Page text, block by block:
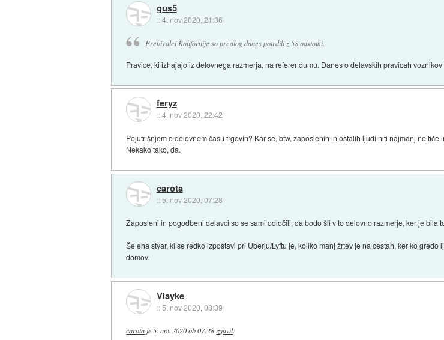
gus5
::4. nov 2020, 21:36
Prebivalci Kalifornije so predlog danes potrdili z 58 odstotki.
Pravice, ki izhajajo iz delovnega razmerja, na referendumu. Danes o delavskih pravicah
feryz
::4. nov 2020, 22:42
Pojutrišnjem o delovnem času trgovin? Kar se, btw, zaposlenih in ostalih ljudi niti najmanj ne tiče
Nekako tako, da.
carota
:: 5. nov 2020, 07:28
Zaposleni in pogodbeni delavci so se sami odločili, da bodo šli v to delovno razmerje, ker je bila
Še ena stvar, ki se redko izpostavi pri Uberju/Lyftu je, koliko manj žrtev je na cestah, ker ko
domov.
Vlayke
::5. nov 2020, 08:39
carota je 5. nov 2020 ob 07:28 izjavil: